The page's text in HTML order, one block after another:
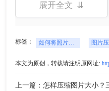
5、压缩完成点击下载即
二、使用图片编辑软
如果您已经安装了如
以Photoshop软件压缩
展开全文 ⇊
标签： 如何将照片压缩到200k以下 图片
本文为原创，转载请注明原网址:
上一篇：怎样压缩图片大小